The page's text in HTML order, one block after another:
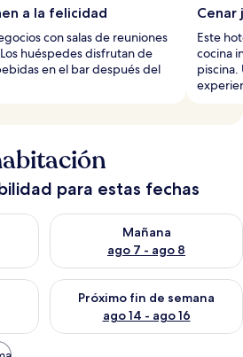
a la felicidad
con salas de reuniones
huéspedes disfrutan de
en el bar después del
Cenar
Este
cocina
para estas fechas
para hoy ago 6 - ago 7
Mañana
ago 7 - ago 8
Consulta la disponibilidad
para este fin de semana ago 7 -
Próximo fin de semana
ago 14 - ago 16
Consulta la disponibilidad